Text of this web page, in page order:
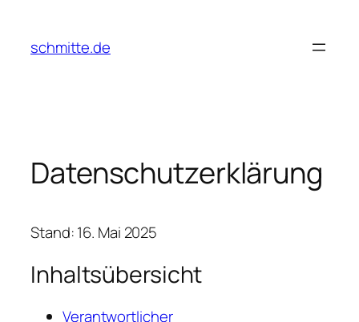
springen
schmitte.de
Datenschutzerklärung
Stand: 16. Mai 2025
Inhaltsübersicht
Verantwortlicher